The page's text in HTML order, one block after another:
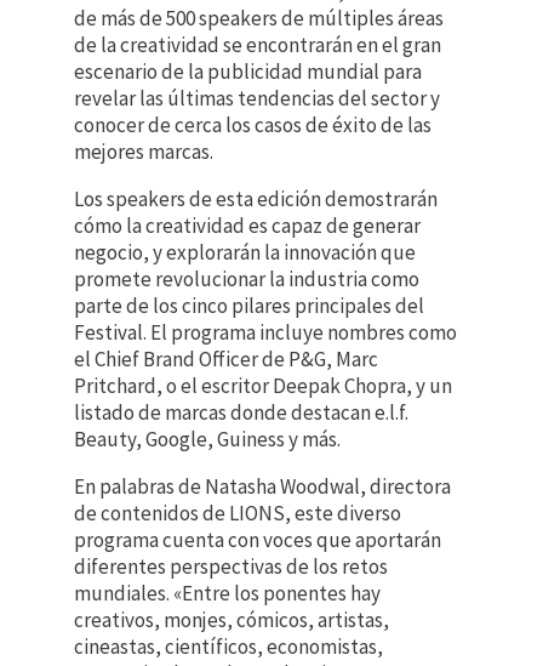
de más de 500 speakers de múltiples áreas
de la creatividad se encontrarán en el gran
escenario de la publicidad mundial para
revelar las últimas tendencias del sector y
conocer de cerca los casos de éxito de las
mejores marcas.
Los speakers de esta edición demostrarán
cómo la creatividad es capaz de generar
negocio, y explorarán la innovación que
promete revolucionar la industria como
parte de los cinco pilares principales del
Festival. El programa incluye nombres como
el Chief Brand Officer de P&G, Marc
Pritchard, o el escritor Deepak Chopra, y un
listado de marcas donde destacan e.l.f.
Beauty, Google, Guiness y más.
En palabras de Natasha Woodwal, directora
de contenidos de LIONS, este diverso
programa cuenta con voces que aportarán
diferentes perspectivas de los retos
mundiales. «Entre los ponentes hay
creativos, monjes, cómicos, artistas,
cineastas, científicos, economistas,